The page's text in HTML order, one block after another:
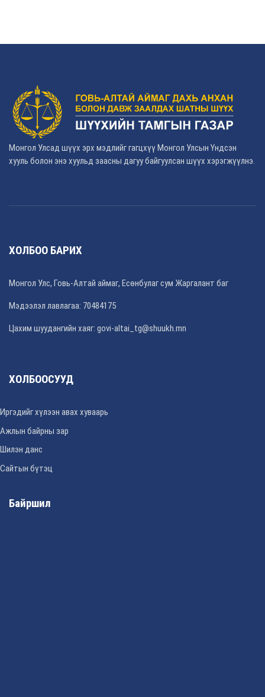
Монгол Улсад шүүх эрх мэдлийг гагцхүү Монгол Улсын Үндсэн
хууль болон энэ хуульд заасны дагуу байгуулсан шүүх хэрэгжүүлнэ.
ХОЛБОО БАРИХ
Монгол Улс, Говь-Алтай аймаг, Есөнбулаг сум Жаргалант баг
Мэдээлэл лавлагаа: 70484175
Цахим шуудангийн хаяг: govi-altai_tg@shuukh.mn
ХОЛБООСУУД
Иргэдийг хүлээн авах хуваарь
Ажлын байрны зар
Шилэн данс
Сайтын бүтэц
Байршил